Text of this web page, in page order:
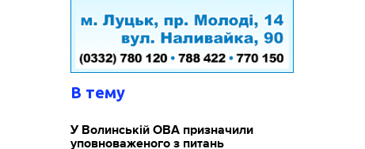
В тему
У Волинській ОВА призначили
уповноваженого з питань